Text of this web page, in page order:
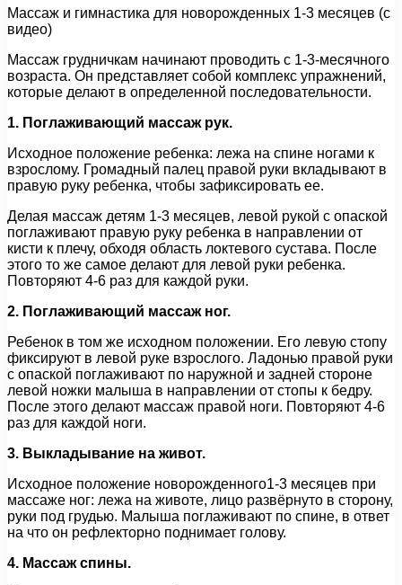
Массаж и гимнастика для новорожденных 1-3 месяцев (с
видео)
Массаж грудничкам начинают проводить с 1-3-месячного
возраста. Он представляет собой комплекс упражнений,
которые делают в определенной последовательности.
1. Поглаживающий массаж рук.
Исходное положение ребенка: лежа на спине ногами к
взрослому. Громадный палец правой руки вкладывают в
правую руку ребенка, чтобы зафиксировать ее.
Делая массаж детям 1-3 месяцев, левой рукой с опаской
поглаживают правую руку ребенка в направлении от
кисти к плечу, обходя область локтевого сустава. После
этого то же самое делают для левой руки ребенка.
Повторяют 4-6 раз для каждой руки.
2. Поглаживающий массаж ног.
Ребенок в том же исходном положении. Его левую стопу
фиксируют в левой руке взрослого. Ладонью правой руки
с опаской поглаживают по наружной и задней стороне
левой ножки малыша в направлении от стопы к бедру.
После этого делают массаж правой ноги. Повторяют 4-6
раз для каждой ноги.
3. Выкладывание на живот.
Исходное положение новорожденного1-3 месяцев при
массаже ног: лежа на животе, лицо развёрнуто в сторону,
руки под грудью. Малыша поглаживают по спине, в ответ
на что он рефлекторно поднимает голову.
4. Массаж спины.